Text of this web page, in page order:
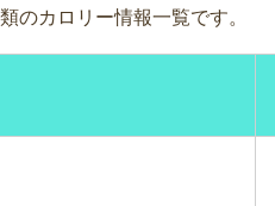
のカロリー情報一覧です。